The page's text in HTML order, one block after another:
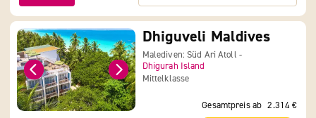
Dhiguveli Maldives
Malediven: Süd Ari Atoll -
Dhigurah Island
Mittelklasse
Gesamtpreis ab 2.314 €